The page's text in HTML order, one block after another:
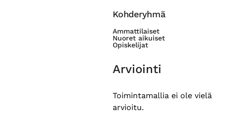
Kohderyhmä
Ammattilaiset
Nuoret aikuiset
Opiskelijat
Arviointi
Toimintamallia ei ole vielä
arvioitu.